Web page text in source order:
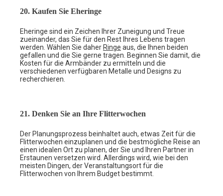
20. Kaufen Sie Eheringe
Eheringe sind ein Zeichen Ihrer Zuneigung und Treue
zueinander, das Sie für den Rest Ihres Lebens tragen
werden. Wählen Sie daher Ringe aus, die Ihnen beiden
gefallen und die Sie gerne tragen. Beginnen Sie damit, die
Kosten für die Armbänder zu ermitteln und die
verschiedenen verfügbaren Metalle und Designs zu
recherchieren.
21. Denken Sie an Ihre Flitterwochen
Der Planungsprozess beinhaltet auch, etwas Zeit für die
Flitterwochen einzuplanen und die bestmögliche Reise an
einen idealen Ort zu planen, der Sie und Ihren Partner in
Erstaunen versetzen wird. Allerdings wird, wie bei den
meisten Dingen, der Veranstaltungsort für die
Flitterwochen von Ihrem Budget bestimmt.